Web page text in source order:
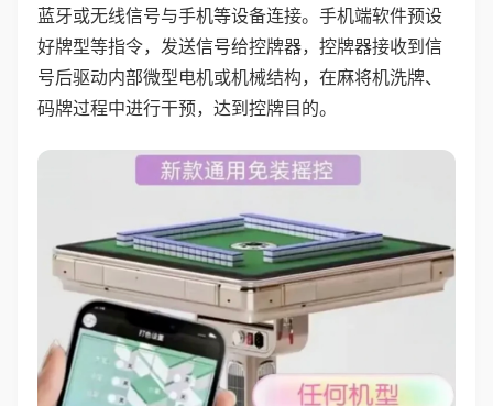
蓝牙或无线信号与手机等设备连接。手机端软件预设
好牌型等指令，发送信号给控牌器，控牌器接收到信
号后驱动内部微型电机或机械结构，在麻将机洗牌、
码牌过程中进行干预，达到控牌目的。